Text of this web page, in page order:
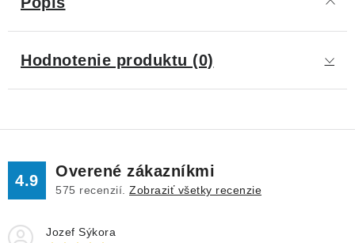
Hodnotenie produktu (0)
4.9
Overené zákazníkmi
575 recenzií. Zobraziť všetky recenzie
Jozef Sýkora